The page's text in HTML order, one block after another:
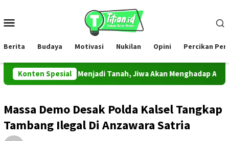
konten
Berita Budaya Motivasi Nukilan Opini Percikan
Konten Spesial
Akan Kembali Menjadi Tanah, Jiwa Akan Menghadap Allah
Massa Demo Desak Polda Kalsel Tangkap
Tambang Ilegal Di Anzawara Satria